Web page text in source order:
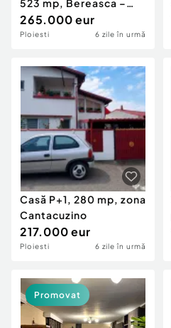
523 mp, Bereasca –
Ploiești
265.000 eur
Ploiesti 6 zile în urmă
Casă P+1, 280 mp, zona
Cantacuzino
217.000 eur
Ploiesti 6 zile în urmă
Promovat